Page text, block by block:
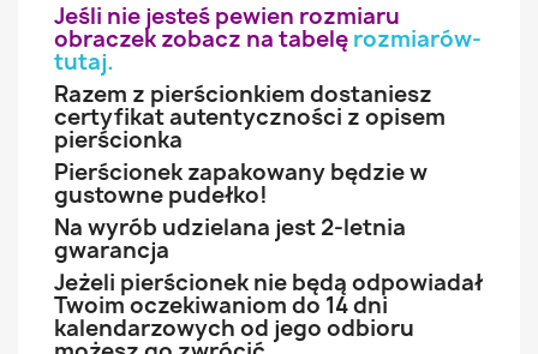
Jeśli nie jesteś pewien rozmiaru
obraczek zobacz na tabelę rozmiarów-
tutaj.
Razem z pierścionkiem dostaniesz
certyfikat autentyczności z opisem
pierścionka
Pierścionek zapakowany będzie w
gustowne pudełko!
Na wyrób udzielana jest 2-letnia
gwarancja
Jeżeli pierścionek nie będą odpowiadał
Twoim oczekiwaniom do 14 dni
kalendarzowych od jego odbioru